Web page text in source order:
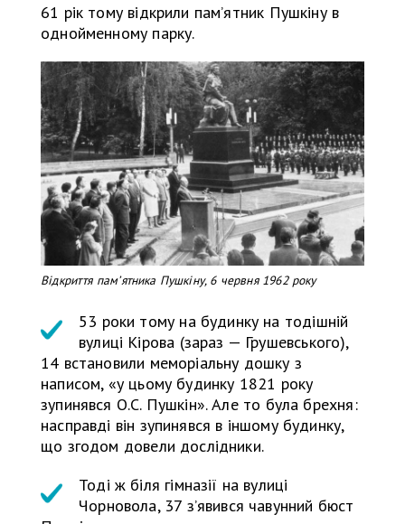
61 рік тому відкрили пам’ятник Пушкіну в
однойменному парку.
Відкриття памʼятника Пушкіну, 6 червня 1962 року
53 роки тому на будинку на тодішній
вулиці Кірова (зараз — Грушевського),
14 встановили меморіальну дошку з
написом, «у цьому будинку 1821 року
зупинявся О.С. Пушкін». Але то була брехня:
насправді він зупинявся в іншому будинку,
що згодом довели дослідники.
Тоді ж біля гімназії на вулиці
Чорновола, 37 з’явився чавунний бюст